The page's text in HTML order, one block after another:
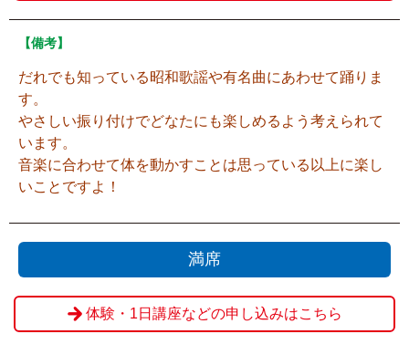
【備考】
だれでも知っている昭和歌謡や有名曲にあわせて踊りま
す。
やさしい振り付けでどなたにも楽しめるよう考えられて
います。
音楽に合わせて体を動かすことは思っている以上に楽し
いことですよ！
満席
体験・1日講座などの申し込みはこちら